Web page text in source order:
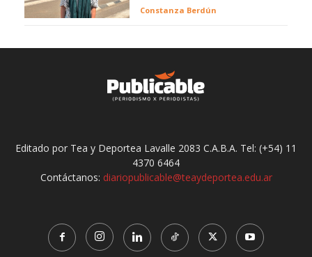
Constanza Berdún
Editado por Tea y Deportea Lavalle 2083 C.A.B.A. Tel: (+54) 11
4370 6464
Contáctanos: diariopublicable@teaydeportea.edu.ar